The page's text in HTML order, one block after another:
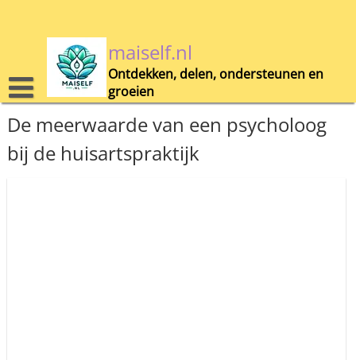
maiself.nl
Ontdekken, delen, ondersteunen en
groeien
De meerwaarde van een psycholoog
bij de huisartspraktijk